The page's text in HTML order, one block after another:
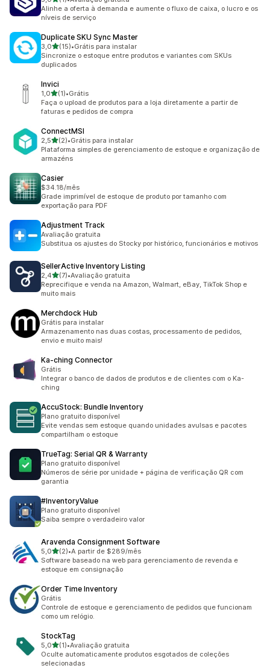
1 avaliações ao todo
Alinhe a oferta à demanda e aumente o fluxo de caixa, o lucro e os
níveis de serviço
Duplicate SKU Sync Master
3,0de 5 estrelas
(15)
15 avaliações ao todo
•Grátis para instalar
Sincronize o estoque entre produtos e variantes com SKUs
duplicados
Invici
1,0de 5 estrelas
(1)
1 avaliações ao todo
•Grátis
Faça o upload de produtos para a loja diretamente a partir de
faturas e pedidos de compra
ConnectMSI
2,5de 5 estrelas
(2)
2 avaliações ao todo
•Grátis para instalar
Plataforma simples de gerenciamento de estoque e organização de
armazéns
Casier
$34.18/mês
Grade imprimível de estoque de produto por tamanho com
exportação para PDF
Adjustment Track
Avaliação gratuita
Substitua os ajustes do Stocky por histórico, funcionários e motivos
SellerActive Inventory Listing
2,4de 5 estrelas
(7)
7 avaliações ao todo
•Avaliação gratuita
Reprecifique e venda na Amazon, Walmart, eBay, TikTok Shop e
muito mais
Merchdock Hub
Grátis para instalar
Armazenamento nas duas costas, processamento de pedidos,
envio e muito mais!
Ka‑ching Connector
Grátis
Integrar o banco de dados de produtos e de clientes com o Ka-
ching
AccuStock: Bundle Inventory
Plano gratuito disponível
Evite vendas sem estoque quando unidades avulsas e pacotes
compartilham o estoque
TrueTag: Serial QR & Warranty
Plano gratuito disponível
Números de série por unidade + página de verificação QR com
garantia
#InventoryValue
Plano gratuito disponível
Saiba sempre o verdadeiro valor
Aravenda Consignment Software
5,0de 5 estrelas
(2)
2 avaliações ao todo
•A partir de $289/mês
Software baseado na web para gerenciamento de revenda e
estoque em consignação
Order Time Inventory
Grátis
Controle de estoque e gerenciamento de pedidos que funcionam
como um relógio.
StockTag
5,0de 5 estrelas
(1)
1 avaliações ao todo
•Avaliação gratuita
Oculte automaticamente produtos esgotados de coleções
selecionadas